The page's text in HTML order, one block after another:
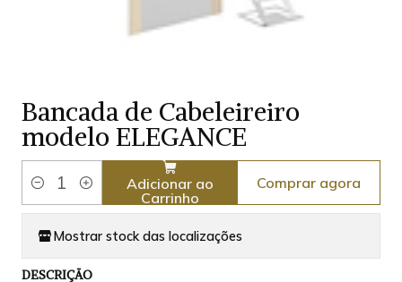
Bancada de Cabeleireiro
modelo ELEGANCE
Quantidade
Adicionar ao
Carrinho
Comprar agora
Mostrar stock das localizações
DESCRIÇÃO